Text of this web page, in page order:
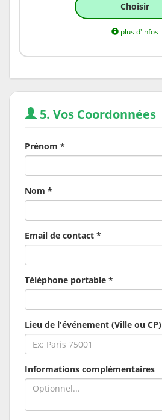
Choisir
plus d'infos
5. Vos Coordonnées
Prénom *
Nom *
Email de contact *
Téléphone portable *
Lieu de l'événement (Ville ou CP)
Informations complémentaires